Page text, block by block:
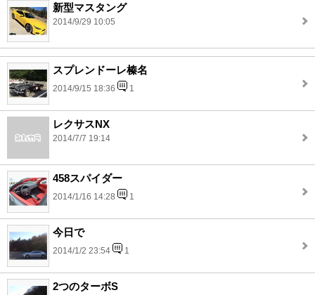
新型マスタング
2014/9/29 10:05
スプレンドーレ榛名
2014/9/15 18:36 1
レクサスNX
2014/7/7 19:14
458スパイダー
2014/1/16 14:28 1
今日で
2014/1/2 23:54 1
2つのターボS